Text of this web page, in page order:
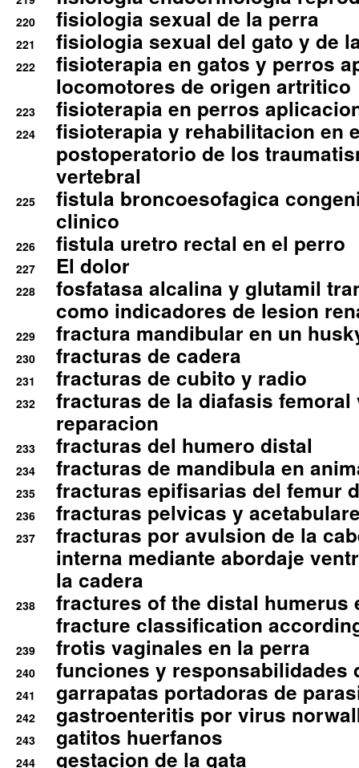
220 fisiologia sexual de la perra
221 fisiologia sexual del gato y de
222
fisioterapia en gatos y perros
locomotores de origen artritico
223 fisioterapia en perros
224
fisioterapia y rehabilitacion en
postoperatorio de los
vertebral
225
fistula broncoesofagica
clinico
226 fistula uretro rectal en el perro
227 El dolor
228
fosfatasa alcalina y glutamil
como indicadores de lesion
229 fractura mandibular en un
230 fracturas de cadera
231 fracturas de cubito y radio
232
fracturas de la diafasis
reparacion
233 fracturas del humero distal
234 fracturas de mandibula en
235 fracturas epifisarias del femur
236 fracturas pelvicas y
237
fracturas por avulsion de la
interna mediante abordaje
la cadera
238
fractures of the distal humerus
fracture classification
239 frotis vaginales en la perra
240 funciones y responsabilidades
241 garrapatas portadoras de
242 gastroenteritis por virus
243 gatitos huerfanos
244 gestacion de la gata